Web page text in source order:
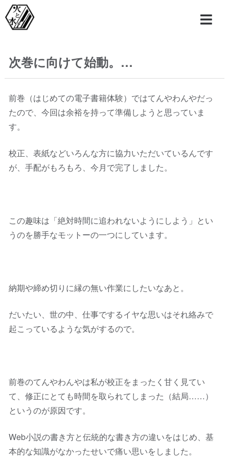
次巻に向けて始動。…
前巻（はじめての電子書籍体験）ではてんやわんやだっ
たので、今回は余裕を持って準備しようと思っていま
す。
校正、表紙などいろんな方に協力いただいているんです
が、手配がもろもろ、今月で完了しました。
この趣味は「絶対時間に追われないようにしよう」とい
うのを勝手なモットーの一つにしています。
納期や締め切りに縁の無い作業にしたいなあと。
だいたい、世の中、仕事でするイヤな思いはそれ絡みで
起こっているような気がするので。
前巻のてんやわんやは私が校正をまったく甘く見てい
て、修正にとても時間を取られてしまった（結局……）
というのが原因です。
Web小説の書き方と伝統的な書き方の違いをはじめ、基
本的な知識がなかったせいで痛い思いをしました。